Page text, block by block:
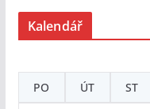
Kalendář
PO
ÚT ST